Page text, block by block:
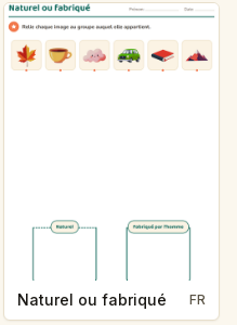
Naturel ou fabriqué FR